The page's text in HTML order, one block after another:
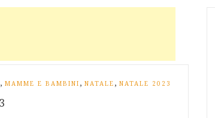
, MAMME E BAMBINI , NATALE , NATALE 2023